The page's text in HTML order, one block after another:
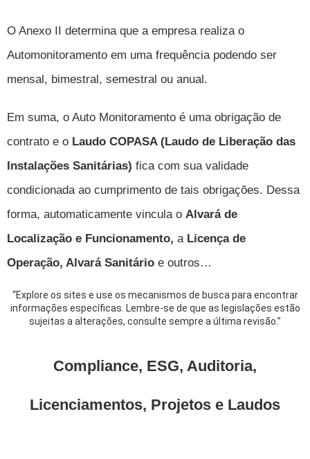
O Anexo II determina que a empresa realiza o
Automonitoramento em uma frequência podendo ser
mensal, bimestral, semestral ou anual.
Em suma, o Auto Monitoramento é uma obrigação de
contrato e o Laudo COPASA (Laudo de Liberação das
Instalações Sanitárias) fica com sua validade
condicionada ao cumprimento de tais obrigações. Dessa
forma, automaticamente vincula o Alvará de
Localização e Funcionamento, aLicença de
Operação, Alvará Sanitário e outros…
“Explore os sites e use os mecanismos de busca para encontrar
informações específicas. Lembre-se de que as legislações estão
sujeitas a alterações, consulte sempre a última revisão.”
Compliance, ESG, Auditoria,
Licenciamentos, Projetos e Laudos